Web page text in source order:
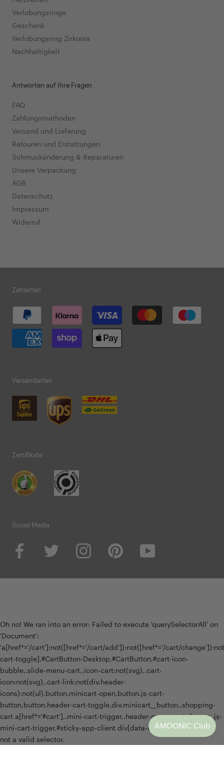
Verlobungsringe
Geschenk
Verlobungsring Zirkonia
Nachhaltigkeit
Antworten auf Ihre Fragen
FAQ
Zahlungsmethoden
Versand und Lieferung
Retouren und Erstattungen
Schmuckänderung & Reparaturen
Unsere Verpackung
AGB
Datenschutz
Impressum
Widerruf
Zahlarten
Versandarten
Zertifikate
Social Media
Oh no! We ran into an error: Failed to execute 'querySelectorAll' on
'Document':
'a[href*='/cart']:not([href*='/cart/add']):not([href*='/cart/
cart-toggle],#CartButton-Desktop,#CartButton,#cart-icon-
bubble,.slide-menu-cart,.icon-cart:not(svg),.cart-
icon:not(svg),.cart-link:not(div.header-
icons):not(ul),button.minicart-open,button.js-cart-
button,button.header-cart-toggle,div.minicart__button,.shopping-
cart a[href*='#cart'],.mini-cart-trigger,.header-menu-cart-drawer,.js-
mini-cart-trigger,#sticky-app-client div[data-cl='sticky-button']' is
not a valid selector.